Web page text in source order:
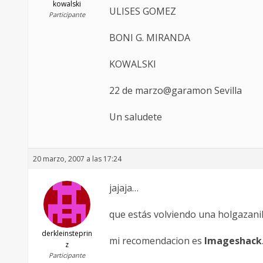
kowalski
Participante ULISES GOMEZ
BONI G. MIRANDA
KOWALSKI
22 de marzo@garamon Sevilla
Un saludete
20 marzo, 2007 a las 17:24
derkleinsteprin
z
Participante
jajaja…
que estás volviendo una
mi recomendacion es Imageshack